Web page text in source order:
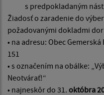
s predpokladaným
Žiadosť o zaradenie do
požadovanými dokladmi
• na adresu: Obec
151
• s označením na obálke:
Neotvárať!“
• najneskôr do 31. októbra